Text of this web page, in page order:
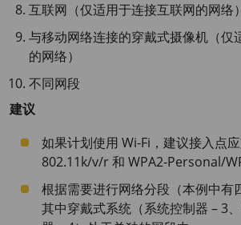
互联网（仅适用于连接互联网的网络）
与移动网络连接的穿戴式摄像机（仅
的网络）
不同网段
建议
如果计划使用 Wi-Fi，建议接入点应
802.11k/v/r 和 WPA2-Personal/
根据需要进行网络分段（本例中有
其中穿戴式系统（系统控制器 – 3